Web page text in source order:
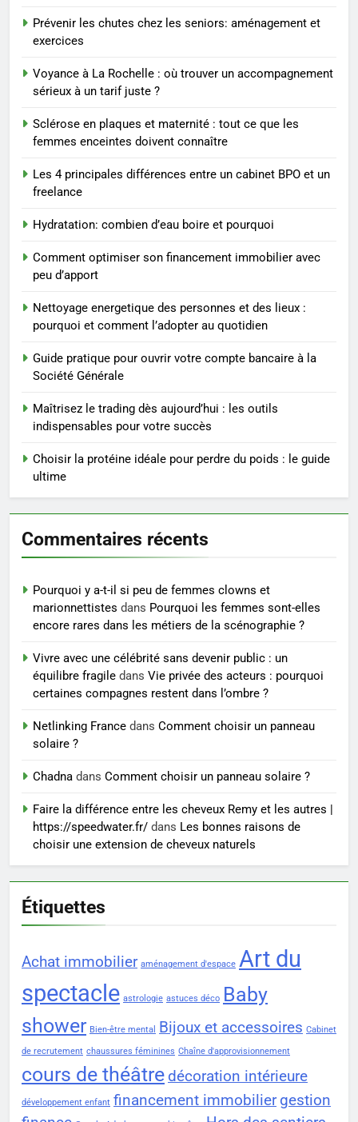
ENTREPRISE
2
Maigrir efficacement grâce aux
conseils pratiques
BIEN ÊTRE
3
pour perdre du poids
4
Infection chronique de l’oreille :
Les secrets révélés pour une
Ordinary
SANTÉ
6
Prévenir les chutes chez les
seniors: aménagement et
exercices
BIEN ÊTRE
Voyance à La Rochelle : où
trouver un accompagnement
Sclérose en plaques et
femmes enceintes doivent
connaître
SANTÉ
Prévenir les chutes chez les seniors: aménagement et
exercices
Voyance à La Rochelle : où trouver un accompagnement
sérieux à un tarif juste ?
Sclérose en plaques et maternité : tout ce que les
femmes enceintes doivent connaître
Les 4 principales différences entre un cabinet BPO et un
freelance
Hydratation: combien d’eau boire et pourquoi
Comment optimiser son financement immobilier avec
peu d’apport
Nettoyage energetique des personnes et des lieux :
pourquoi et comment l’adopter au quotidien
Guide pratique pour ouvrir votre compte bancaire à la
Société Générale
Maîtrisez le trading dès aujourd’hui : les outils
indispensables pour votre succès
Choisir la protéine idéale pour perdre du poids : le guide
ultime
Commentaires récents
Pourquoi y a-t-il si peu de femmes clowns et
marionnettistes dans Pourquoi les femmes sont-elles
encore rares dans les métiers de la scénographie ?
Vivre avec une célébrité sans devenir public : un
équilibre fragile dans Vie privée des acteurs : pourquoi
certaines compagnes restent dans l’ombre ?
Netlinking France dans Comment choisir un panneau
solaire ?
Chadna dans Comment choisir un panneau solaire ?
Faire la différence entre les cheveux Remy et les autres |
https://speedwater.fr/ dans Les bonnes raisons de
choisir une extension de cheveux naturels
Étiquettes
Achat immobilier aménagement d'espace Art du
spectacle astrologie astuces déco Baby
shower Bien-être mental Bijoux et accessoires Cabinet
de recrutement chaussures féminines Chaîne d'approvisionnement
cours de théâtre décoration intérieure
développement enfant financement immobilier gestion